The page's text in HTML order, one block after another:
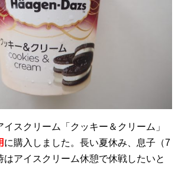
スクリーム「クッキー＆クリーム」
に購入しました。長い夏休み、息子（7
はアイスクリーム休憩で休戦したいと